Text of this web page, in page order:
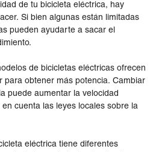
de tu bicicleta eléctrica, hay
Si bien algunas están limitadas
pueden ayudarte a sacar el
de bicicletas eléctricas ofrecen
para obtener más potencia. Cambiar
puede aumentar la velocidad
cuenta las leyes locales sobre la
eléctrica tiene diferentes